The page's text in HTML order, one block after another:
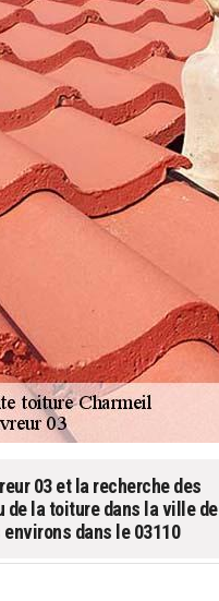
03 et la recherche des
de la toiture dans la ville de
dans le 03110